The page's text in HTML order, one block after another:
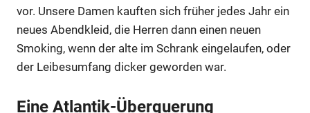
vor. Unsere Damen kauften sich früher jedes Jahr ein
neues Abendkleid, die Herren dann einen neuen
Smoking, wenn der alte im Schrank eingelaufen, oder
der Leibesumfang dicker geworden war.
Eine Atlantik-Überquerung